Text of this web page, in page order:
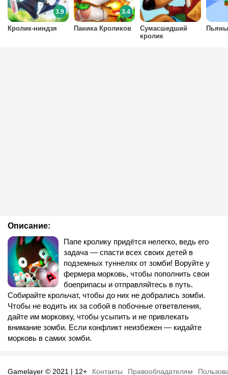
Описание:
Папе кролику придётся нелегко, ведь его
задача — спасти всех своих детей в
подземных туннелях от зомби! Воруйте у
фермера морковь, чтобы пополнить свои
боеприпасы и отправляйтесь в путь.
Собирайте крольчат, чтобы до них не добрались зомби.
Чтобы не водить их за собой в побочные ответвления,
дайте им морковку, чтобы усыпить и не привлекать
внимание зомби. Если конфликт неизбежен — кидайте
морковь в самих зомби.
Кролик-ниндзя
3.9
Паника Кроликов
3.4
Сумасшедший
кролик
Gamelayer © 2021 | 12+ Контакты Правообладателям